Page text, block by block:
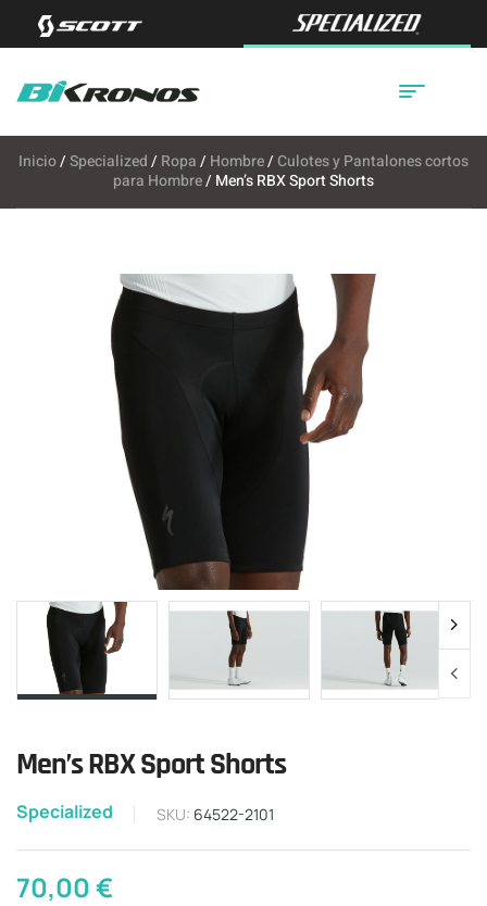
Inicio/Specialized/ Ropa/ Hombre/ Culotes y Pantalones cortos
para Hombre/ Men’s RBX Sport Shorts
Men’s RBX Sport Shorts
Specialized SKU: 64522-2101
70,00€